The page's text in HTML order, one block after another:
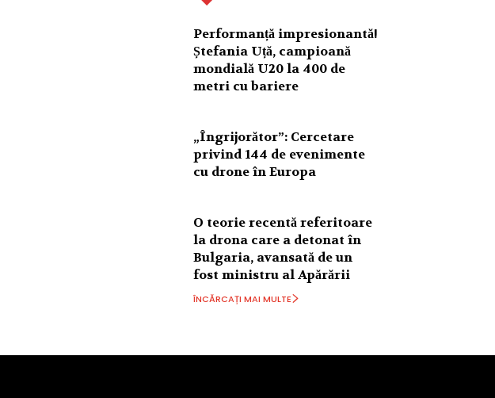
Performanță impresionantă!
Ștefania Uță, campioană
mondială U20 la 400 de
metri cu bariere
„Îngrijorător”: Cercetare
privind 144 de evenimente
cu drone în Europa
O teorie recentă referitoare
la drona care a detonat în
Bulgaria, avansată de un
fost ministru al Apărării
ÎNCĂRCAȚI MAI MULTE